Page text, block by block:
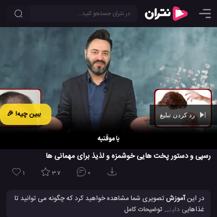
ببین چیه! 🎉 رد کردن تبلیغ
رسپی و دستور پخت هایی خوشمزه و لذیذ برای مهمانی ها
1 3.7 0
در اینآموزشتصویری شما مشاهده خواهید کرد که چگونه می توانید تا
غذاهایی دلپذیر و خوشمزه را درست کنید!!! در اینجا ایده های ساخت
... توضیحات کامل